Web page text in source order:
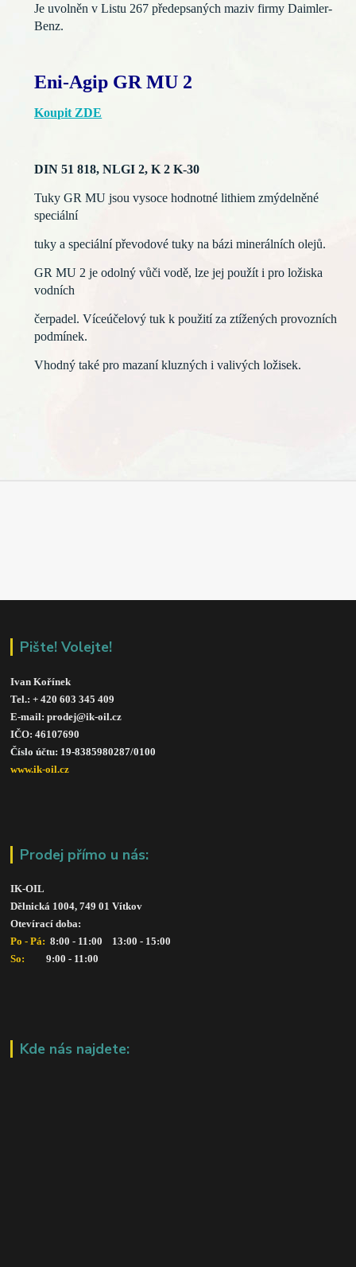
Je uvolněn v Listu 267předepsaných maziv firmy Daimler-
Benz.
Eni-Agip GR MU 2
Koupit ZDE
DIN 51 818, NLGI 2, K 2 K-30
Tuky GR MU jsou vysoce hodnotné lithiem zmýdelněné
speciální
tuky a speciální převodové tukyna bázi minerálních olejů.
GR MU 2 je odolný vůči vodě, lze jej použít i pro ložiska
vodních
čerpadel. Víceúčelový tuk k použití za ztížených provozních
podmínek.
Vhodný také pro mazaníkluzných i valivých ložisek.
Pište! Volejte!
Ivan Kořínek
Tel.: + 420 603 345 409
E-mail: prodej@ik-oil.cz
IČO: 46107690
Číslo účtu: 19-8385980287/0100
www.ik-oil.cz
Prodej přímo u nás:
IK-OIL
Dělnická 1004, 749 01 Vítkov
Otevírací doba:
Po - Pá: 8:00 - 11:00    13:00 - 15:00
So:
      9:00 - 11:00
Kde nás najdete: